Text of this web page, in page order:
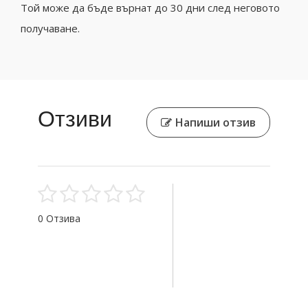
Той може да бъде върнат до 30 дни след неговото
получаване.
Отзиви Напиши отзив
0 Отзива